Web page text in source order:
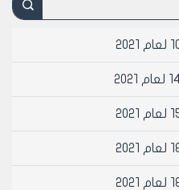
هذه الغرامة لمجلس